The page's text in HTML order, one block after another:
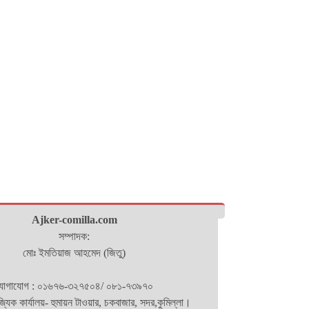
Ajker-comilla.com
সম্পাদক:
মোঃ ইমতিয়াজ আহমেদ (জিতু)
: ০১৬৭৬-৩২৭৫০৪/ ০৮১-৭৩৯৭০
কার্যালয়- হুমায়ন টাওয়ার, চকবাজার, সদর,কুমিল্লা।